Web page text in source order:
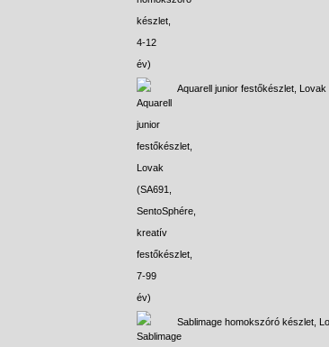
Aquarell junior festőkészlet, Lovak
Sablimage homokszóró készlet,